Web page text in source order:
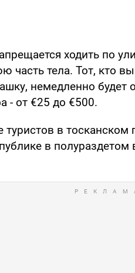
ходить по
часть тела. Тот, кто
немедленно будет
- от €25 до €500.
туристов в
в